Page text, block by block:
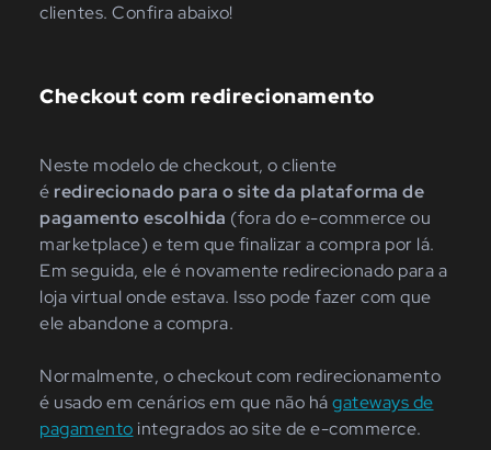
clientes. Confira abaixo!
Checkout com redirecionamento
Neste modelo de checkout, o cliente
é redirecionado para o site da plataforma de
pagamento escolhida (fora do e-commerce ou
marketplace) e tem que finalizar a compra por lá.
Em seguida, ele é novamente redirecionado para a
loja virtual onde estava. Isso pode fazer com que
ele abandone a compra.
Normalmente, o checkout com redirecionamento
é usado em cenários em que não hágateways de
pagamento integrados ao site de e-commerce.